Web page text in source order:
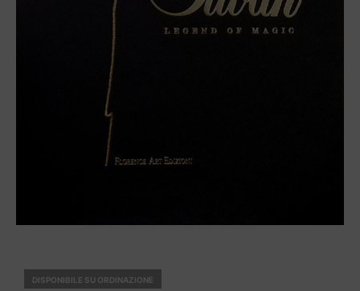
DISPONIBILE SU ORDINAZIONE